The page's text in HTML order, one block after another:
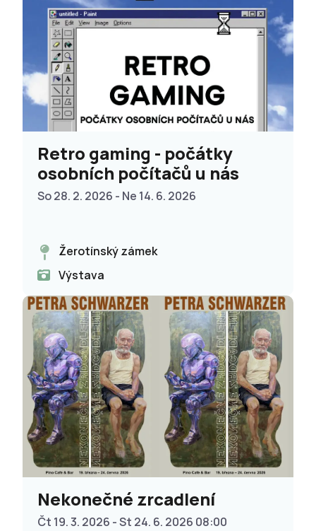
Retro gaming - počátky
osobních počítačů u nás
So 28. 2. 2026 - Ne 14. 6. 2026
Žerotínský zámek
Výstava
Nekonečné zrcadlení
Čt 19. 3. 2026 - St 24. 6. 2026 08:00